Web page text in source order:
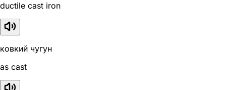
ductile cast iron
ковкий чугун
as cast